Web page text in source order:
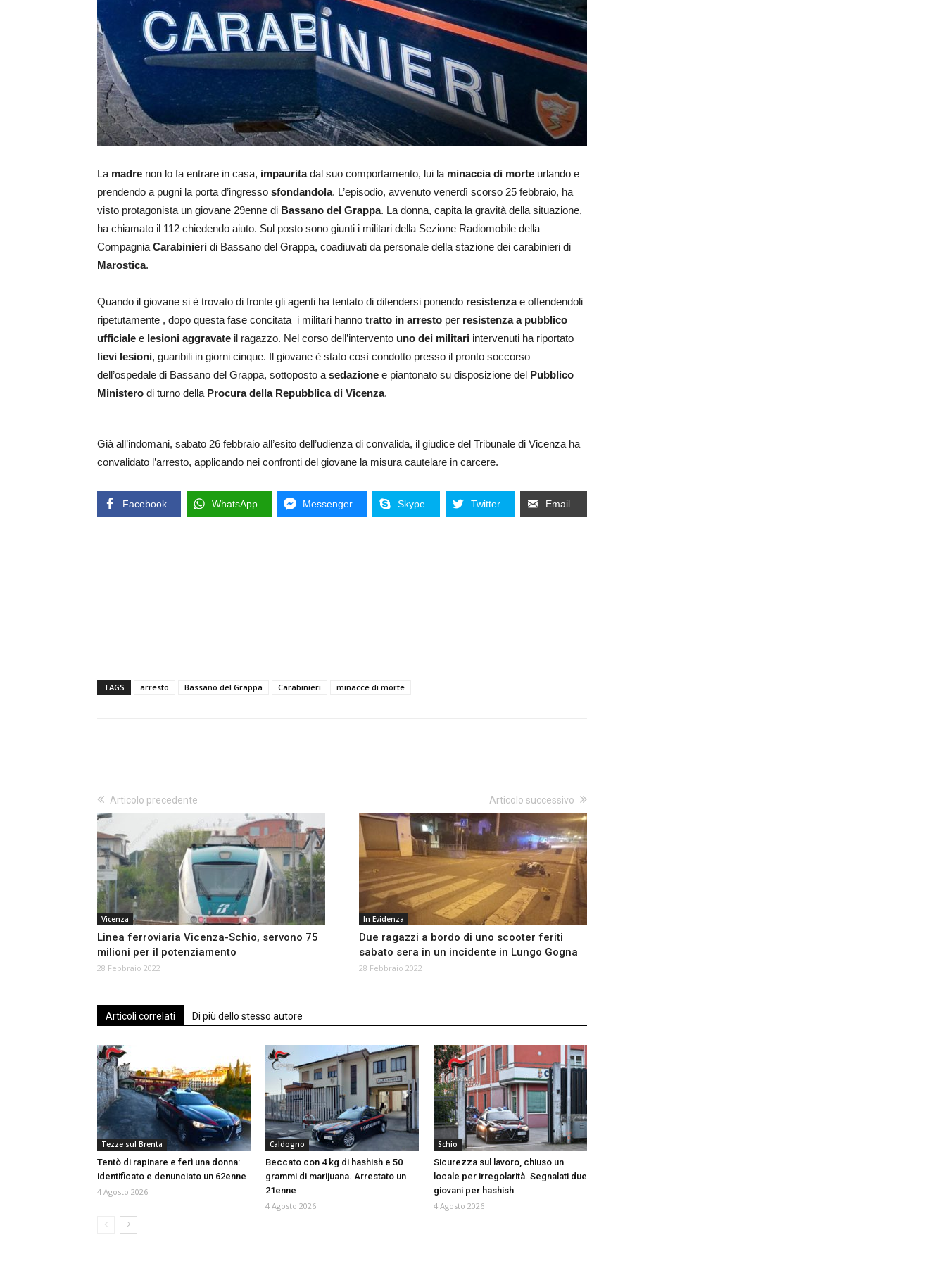
La madre non lo fa entrare in casa, impauritadal suo comportamento, lui la minaccia di morte urlando e
prendendo a pugni la porta d’ingresso sfondandola. L’episodio, avvenuto venerdì scorso 25 febbraio, ha
visto protagonista un giovane 29enne di Bassano del Grappa. La donna, capita la gravità della situazione,
ha chiamato il 112 chiedendo aiuto. Sul posto sono giunti i militari della Sezione Radiomobile della
Compagnia Carabinieri di Bassano del Grappa, coadiuvati da personale della stazione dei carabinieri di
Marostica.
Quando il giovane si è trovato di fronte gli agenti ha tentato di difendersi ponendo resistenzae offendendoli
ripetutamente , dopo questa fase concitata i militari hanno tratto in arresto per resistenza a pubblico
ufficiale e lesioni aggravate il ragazzo. Nel corso dell’intervento uno dei militari intervenuti ha riportato
lievi lesioni, guaribili in giorni cinque. Il giovane è stato così condotto presso il pronto soccorso
dell’ospedale di Bassano del Grappa, sottoposto a sedazione e piantonato su disposizione del Pubblico
Ministero di turno della Procura della Repubblica di Vicenza.
Già all’indomani, sabato 26 febbraio all’esito dell’udienza di convalida, il giudice del Tribunale di Vicenza ha
convalidato l’arresto, applicando nei confronti del giovane la misura cautelare in carcere.
Facebook WhatsApp Messenger Skype Twitter Email
TAGS arresto Bassano del Grappa Carabinieri minacce di morte
Articolo precedente
Vicenza
Linea ferroviaria Vicenza-Schio, servono 75
milioni per il potenziamento
28 Febbraio 2022
Articolo successivo
In Evidenza
Due ragazzi a bordo di uno scooter feriti
sabato sera in un incidente in Lungo Gogna
28 Febbraio 2022
Articoli correlati Di più dello stesso autore
Tezze sul Brenta
Tentò di rapinare e ferì una donna:
identificato e denunciato un 62enne
4 Agosto 2026
Caldogno
Beccato con 4 kg di hashish e 50
grammi di marijuana. Arrestato un
21enne
4 Agosto 2026
Schio
Sicurezza sul lavoro, chiuso un
locale per irregolarità. Segnalati due
giovani per hashish
4 Agosto 2026